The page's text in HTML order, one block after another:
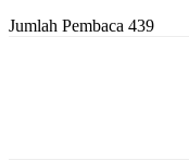
Jumlah Pembaca 439